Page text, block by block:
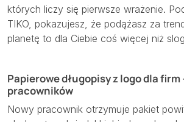
których liczy się pierwsze wrażenie.
TIKO, pokazujesz, że podążasz za
planetę to dla Ciebie coś więcej niż
Papierowe długopisy z logo dla
pracowników
Nowy pracownik otrzymuje pakiet